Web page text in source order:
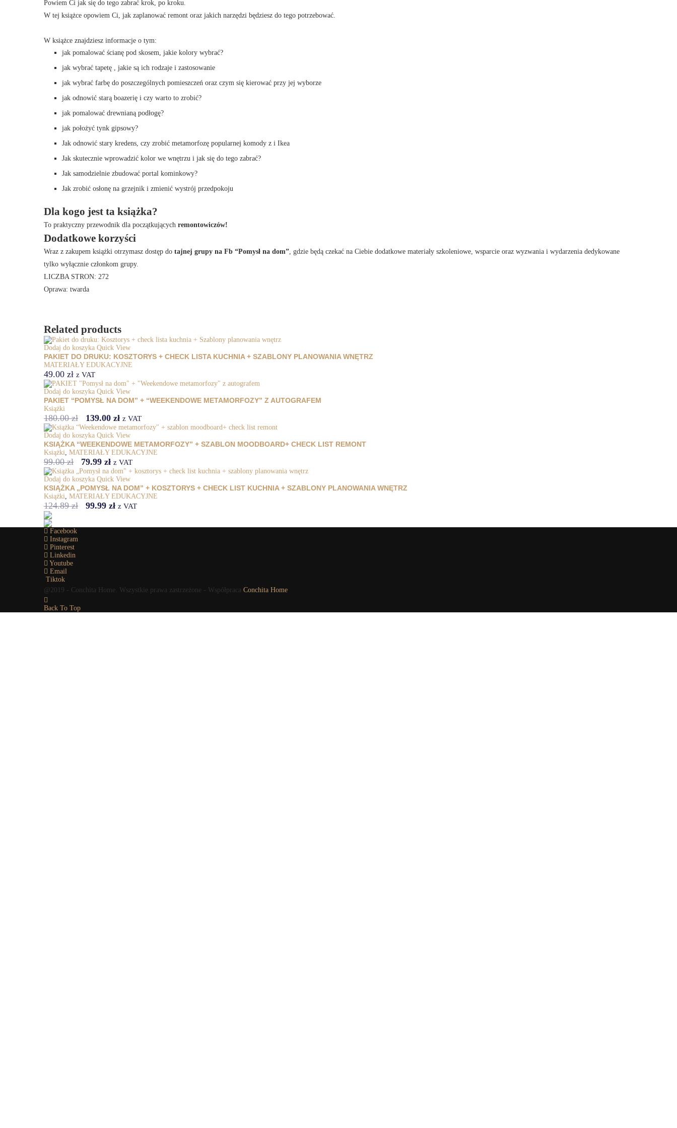
Powiem Ci jak się do tego zabrać krok, po kroku.
W tej książce opowiem Ci, jak zaplanować remont oraz jakich narzędzi będziesz do tego potrzebować.
W książce znajdziesz informacje o tym:
jak pomalować ścianę pod skosem, jakie kolory wybrać?
jak wybrać tapetę , jakie są ich rodzaje i zastosowanie
jak wybrać farbę do poszczególnych pomieszczeń oraz czym się kierować przy jej wyborze
jak odnowić starą boazerię i czy warto to zrobić?
jak pomalować drewnianą podłogę?
jak położyć tynk gipsowy?
Jak odnowić stary kredens, czy zrobić metamorfozę popularnej komody z i Ikea
Jak skutecznie wprowadzić kolor we wnętrzu i jak się do tego zabrać?
Jak samodzielnie zbudować portal kominkowy?
Jak zrobić osłonę na grzejnik i zmienić wystrój przedpokoju
Dla kogo jest ta książka?
To praktyczny przewodnik dla początkujących remontowiczów!
Dodatkowe korzyści
Wraz z zakupem książki otrzymasz dostęp do tajnej grupy na Fb “Pomysł na dom”, gdzie będą czekać na Ciebie dodatkowe materiały szkoleniowe, wsparcie oraz wyzwania i wydarzenia dedykowane
tylko wyłącznie członkom grupy.
LICZBA STRON: 272
Oprawa: twarda
Related products
Dodaj do koszyka Quick View
PAKIET DO DRUKU: KOSZTORYS + CHECK LISTA KUCHNIA + SZABLONY PLANOWANIA WNĘTRZ
MATERIAŁY EDUKACYJNE
49.00 zł z VAT
Dodaj do koszyka Quick View
PAKIET “POMYSŁ NA DOM” + “WEEKENDOWE METAMORFOZY” Z AUTOGRAFEM
Książki
180.00zł 139.00 zł z VAT
Dodaj do koszyka Quick View
KSIĄŻKA “WEEKENDOWE METAMORFOZY” + SZABLON MOODBOARD+ CHECK LIST REMONT
Książki, MATERIAŁY EDUKACYJNE
99.00zł 79.99 zł z VAT
Dodaj do koszyka Quick View
KSIĄŻKA „POMYSŁ NA DOM” + KOSZTORYS + CHECK LIST KUCHNIA + SZABLONY PLANOWANIA WNĘTRZ
Książki, MATERIAŁY EDUKACYJNE
124.89zł 99.99 zł z VAT
Facebook
Instagram
Pinterest
Linkedin
Youtube
Email
Tiktok
@2019 - Conchita Home. Wszystkie prawa zastrzeżone - Współpraca Conchita Home
Back To Top